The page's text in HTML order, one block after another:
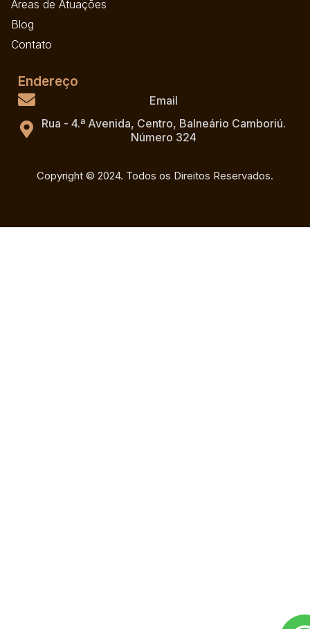
Áreas de Atuações
Blog
Contato
Endereço
Email
Rua - 4.ª Avenida, Centro, Balneário Camboriú.
Número 324
Copyright © 2024. Todos os Direitos Reservados.